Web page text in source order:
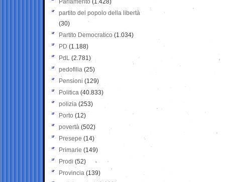
Parlamento (1.428)
partito del popolo della libertà
(30)
Partito Democratico (1.034)
PD (1.188)
PdL (2.781)
pedofilia (25)
Pensioni (129)
Politica (40.833)
polizia (253)
Porto (12)
povertà (502)
Presepe (14)
Primarie (149)
Prodi (52)
Provincia (139)